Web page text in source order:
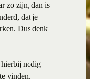
zo zijn, dan is
dat je
Dus denk
hierbij nodig
vinden.